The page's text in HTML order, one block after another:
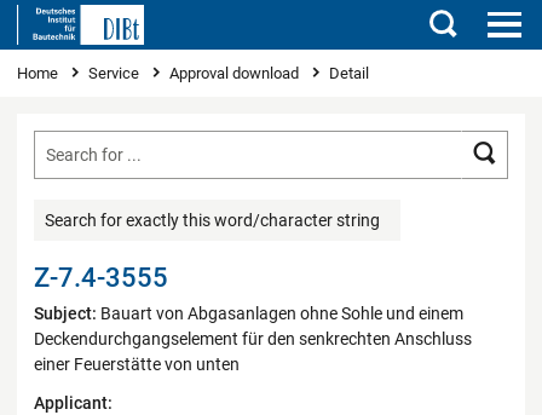
Search
You are here
Home Service Approval download Detail
Search for exactly this word/character string
Z-7.4-3555
Subject: Bauart von Abgasanlagen ohne Sohle und einem
Deckendurchgangselement für den senkrechten Anschluss
einer Feuerstätte von unten
Applicant: